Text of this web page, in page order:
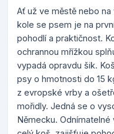
Ať už ve městě nebo
kole se psem je na
pohodlí a praktičnost.
ochrannou mřížkou
vypadá opravdu šik.
psy o hmotnosti do 15
z evropské vrby a
mořidly. Jedná se o
Německu.